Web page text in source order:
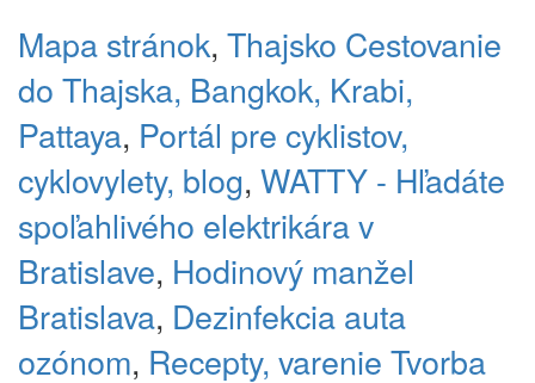
Mapa stránok, Thajsko Cestovanie
do Thajska, Bangkok, Krabi,
Pattaya, Portál pre cyklistov,
cyklovylety, blog, WATTY - Hľadáte
spoľahlivého elektrikára v
Bratislave, Hodinový manžel
Bratislava, Dezinfekcia auta
ozónom, Recepty, varenie Tvorba